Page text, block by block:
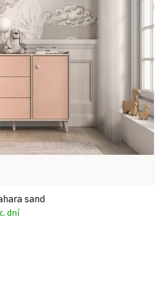
sand
dní